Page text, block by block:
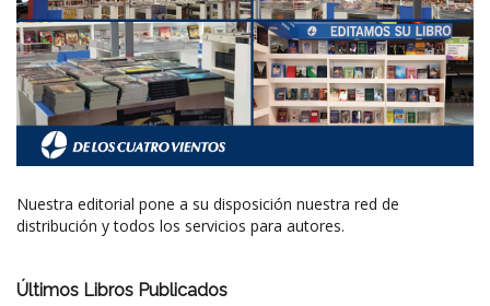
Nuestra editorial pone a su disposición nuestra red de
distribución y todos los servicios para autores.
Últimos Libros Publicados